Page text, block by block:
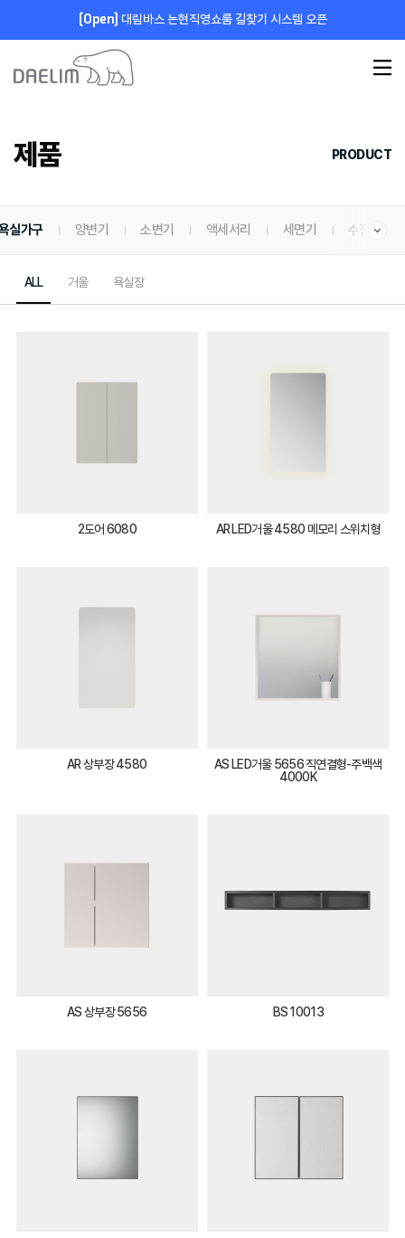
[Open] 대림바스 논현직영쇼룸 길찾기 시스템 오픈
제품 PRODUCT
실가구 양변기 소변기 액세서리 세면기 수전금구
ALL 거울 욕실장
2도어 6080 AR LED거울 4580 메모리 스위치형
AR 상부장 4580
AS LED거울 5656 직연결형-주백색
4000K
AS 상부장 5656 BS 10013